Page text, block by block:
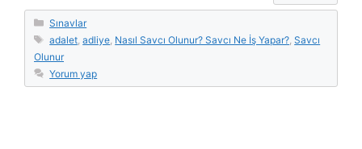
Kategoriler
Sınavlar
Etiketler
adalet ,adliye Nasıl Savcı Olunur? Savcı Ne İş Yapar? ,Savcı
Olunur
Yorum yap